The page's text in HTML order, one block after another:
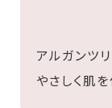
アルガンツ
やさしく肌を